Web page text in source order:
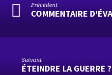
Précédent
COMMENTAIRE
Suivant
ÉTEINDRE LA GUERRE ?